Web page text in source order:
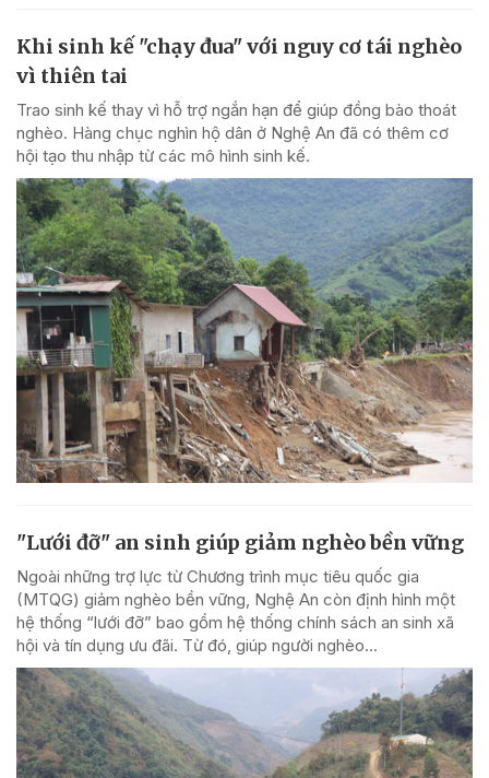
Khi sinh kế "chạy đua" với nguy cơ tái nghèo
vì thiên tai
Trao sinh kế thay vì hỗ trợ ngắn hạn để giúp đồng bào thoát
nghèo. Hàng chục nghìn hộ dân ở Nghệ An đã có thêm cơ
hội tạo thu nhập từ các mô hình sinh kế.
"Lưới đỡ" an sinh giúp giảm nghèo bền vững
Ngoài những trợ lực từ Chương trình mục tiêu quốc gia
(MTQG) giảm nghèo bền vững, Nghệ An còn định hình một
hệ thống “lưới đỡ” bao gồm hệ thống chính sách an sinh xã
hội và tín dụng ưu đãi. Từ đó, giúp người nghèo...